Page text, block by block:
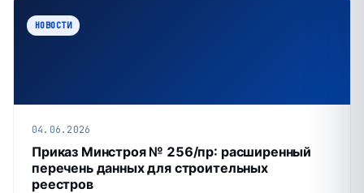
НОВОСТИ
04.06.2026
Приказ Минстроя № 256/пр: расширенный
перечень данных для строительных
реестров